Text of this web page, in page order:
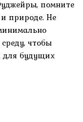
помните
природе. Не
чтобы
для будущих